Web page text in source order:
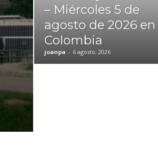
– Miércoles 5 de
agosto de 2026 en
Colombia
joanpa - 6 agosto, 2026